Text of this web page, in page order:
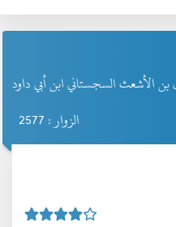
الأشعث السجستاني ابن أبي داود
الزوار : 2577